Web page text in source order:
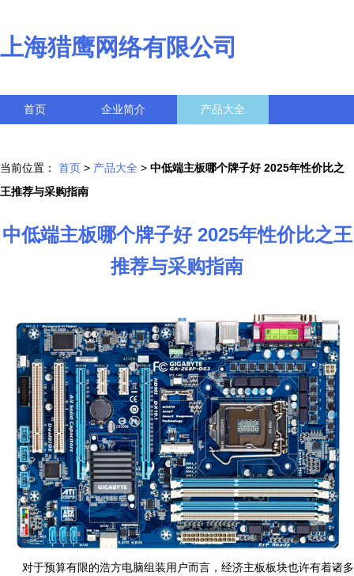
上海猎鹰网络有限公司
首页 企业简介 产品大全
当前位置： 首页 > 产品大全 > 中低端主板哪个牌子好 2025年性价比之
王推荐与采购指南
中低端主板哪个牌子好 2025年性价比之王
推荐与采购指南
对于预算有限的浩方电脑组装用户而言，经济主板板块也许有着诸多